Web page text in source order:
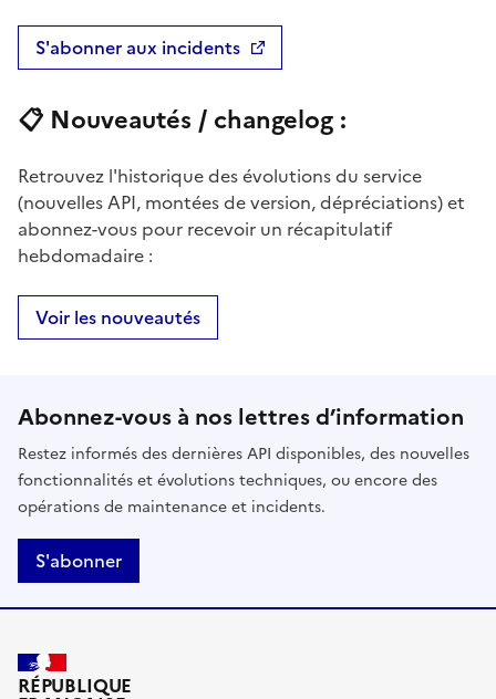
S'abonner aux incidents
(nouvelle fenêtre)
📋 Nouveautés / changelog :
Retrouvez l'historique des évolutions du service
(nouvelles API, montées de version, dépréciations) et
abonnez-vous pour recevoir un récapitulatif
hebdomadaire :
Voir les nouveautés
Abonnez-vous à nos lettres d’information
Restez informés des dernières API disponibles, des nouvelles
fonctionnalités et évolutions techniques, ou encore des
opérations de maintenance et incidents.
S'abonner
RÉPUBLIQUE